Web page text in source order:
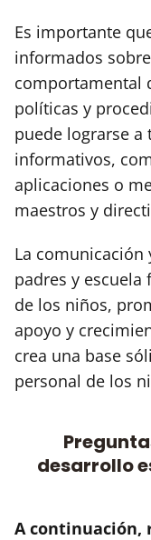
Es importante
informados
comportamental
políticas y
puede lograrse a
informativos,
aplicaciones o
maestros y
La
padres y
de los niños,
apoyo y
crea una base
personal de los
desarrollo
A continuación,